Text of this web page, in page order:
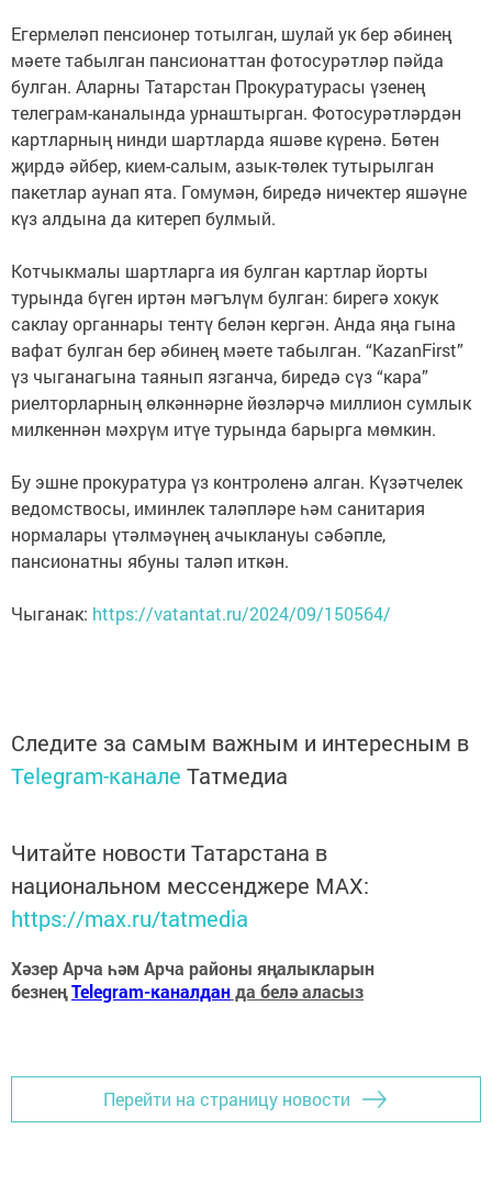
Егермеләп пенсионер тотылган, шулай ук бер әбинең
мәете табылган пансионаттан фотосурәтләр пәйда
булган. Аларны Татарстан Прокуратурасы үзенең
телеграм-каналында урнаштырган. Фотосурәтләрдән
картларның нинди шартларда яшәве күренә. Бөтен
җирдә әйбер, кием-салым, азык-төлек тутырылган
пакетлар аунап ята. Гомумән, биредә ничектер яшәүне
күз алдына да китереп булмый.
Котчыкмалы шартларга ия булган картлар йорты
турында бүген иртән мәгълүм булган: бирегә хокук
саклау органнары тентү белән кергән. Анда яңа гына
вафат булган бер әбинең мәете табылган. “KazanFirst”
үз чыганагына таянып язганча, биредә сүз “кара”
риелторларның өлкәннәрне йөзләрчә миллион сумлык
милкеннән мәхрүм итүе турында барырга мөмкин.
Бу эшне прокуратура үз контроленә алган. Күзәтчелек
ведомствосы, иминлек таләпләре һәм санитария
нормалары үтәлмәүнең ачыклануы сәбәпле,
пансионатны ябуны таләп иткән.
Чыганак: https://vatantat.ru/2024/09/150564/
Следите за самым важным и интересным в
Telegram-канале Татмедиа
Читайте новости Татарстана в
национальном мессенджере MАХ:
https://max.ru/tatmedia
Хәзер Арча һәм Арча районы яңалыкларын
безнеңTelegram-каналданда белә аласыз
Перейти на страницу новости